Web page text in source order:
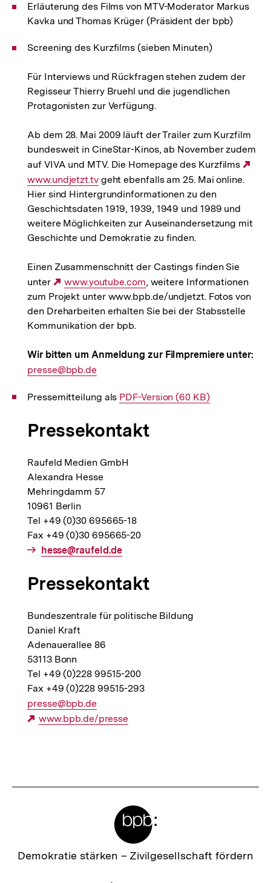
Erläuterung des Films von MTV-Moderator Markus
Kavka und Thomas Krüger (Präsident der bpb)
Screening des Kurzfilms (sieben Minuten)
Für Interviews und Rückfragen stehen zudem der
Regisseur Thierry Bruehl und die jugendlichen
Protagonisten zur Verfügung.
Ab dem 28. Mai 2009 läuft der Trailer zum Kurzfilm
bundesweit in CineStar-Kinos, ab November zudem
auf VIVA und MTV. Die Homepage des Kurzfilms
www.undjetzt.tvgeht ebenfalls am 25. Mai online.
Hier sind Hintergrundinformationen zu den
Geschichtsdaten 1919, 1939, 1949 und 1989 und
weitere Möglichkeiten zur Auseinandersetzung mit
Geschichte und Demokratie zu finden.
Einen Zusammenschnitt der Castings finden Sie
unter
Externer
Link:
www.youtube.com, weitere Informationen
zum Projekt unter www.bpb.de/undjetzt. Fotos von
den Dreharbeiten erhalten Sie bei der Stabsstelle
Kommunikation der bpb.
Wir bitten um Anmeldung zur Filmpremiere unter:
E-
Link:
presse@bpb.de
Pressemitteilung als Interner
PDF-Version (60 KB)
Pressekontakt
Raufeld Medien GmbH
Alexandra Hesse
Mehringdamm 57
10961 Berlin
Tel +49 (0)30 695665-18
Fax +49 (0)30 695665-20
E-
Link:
hesse@raufeld.de
Pressekontakt
Bundeszentrale für politische Bildung
Daniel Kraft
Adenauerallee 86
53113 Bonn
Tel +49 (0)228 99515-200
Fax +49 (0)228 99515-293
E-
Mail
presse@bpb.de
Externer
www.bpb.de/presse
Zur
Demokratie stärken – Zivilgesellschaft fördern